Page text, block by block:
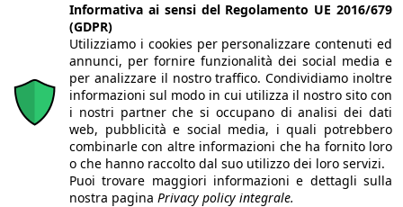
Acciaio
Legno
Informativa ai sensi del Regolamento UE 2016/679
(GDPR)
Utilizziamo i cookies per personalizzare contenuti ed
annunci, per fornire funzionalità dei social media e
per analizzare il nostro traffico. Condividiamo inoltre
informazioni sul modo in cui utilizza il nostro sito con
i nostri partner che si occupano di analisi dei dati
web, pubblicità e social media, i quali potrebbero
combinarle con altre informazioni che ha fornito loro
o che hanno raccolto dal suo utilizzo dei loro servizi.
Puoi trovare maggiori informazioni e dettagli sulla
nostra pagina Privacy policy integrale.